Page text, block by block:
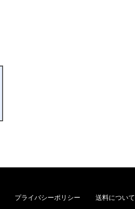
プライバシーポリシー 送料について